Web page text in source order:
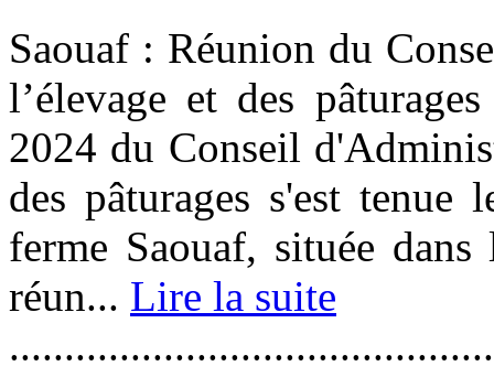
Saouaf : Réunion du
l’élevage et des
2024 du Conseil
des pâturages s'est
ferme Saouaf, située
réun... Lire la suite